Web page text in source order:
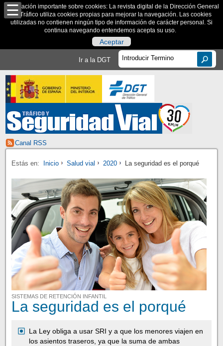
Información importante sobre cookies: La revista digital de la Dirección General
de Tráfico utiliza cookies propias para mejorar la navegación. Las cookies
utilizadas no contienen ningún tipo de información de carácter personal. Si
continua navegando entendemos acepta su uso.
Aceptar
Ir a la DGT
Canal RSS
Estás en: Inicio Salud vial 2020 La seguridad es el porqué
SISTEMAS DE RETENCIÓN INFANTIL
La seguridad es el porqué
La Ley obliga a usar SRI y a que los menores viajen en
los asientos traseros, ya que la suma de ambas